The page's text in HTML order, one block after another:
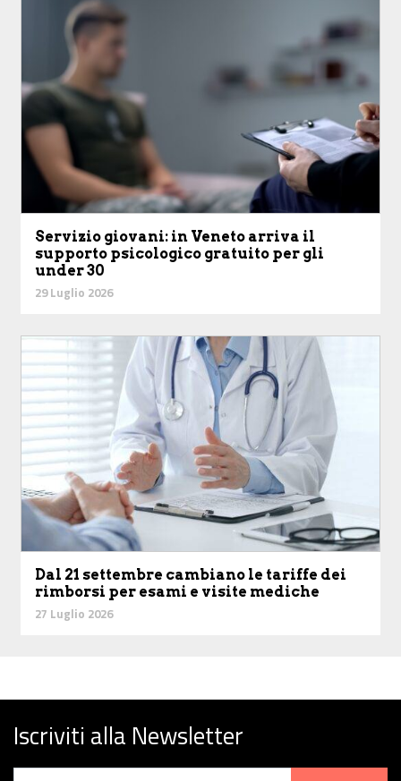
Servizio giovani: in Veneto arriva il
supporto psicologico gratuito per gli
under 30
29 Luglio 2026
Dal 21 settembre cambiano le tariffe dei
rimborsi per esami e visite mediche
27 Luglio 2026
Iscriviti alla Newsletter